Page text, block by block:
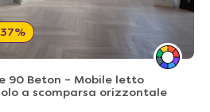
37%
90 Beton – Mobile letto
a scomparsa orizzontale